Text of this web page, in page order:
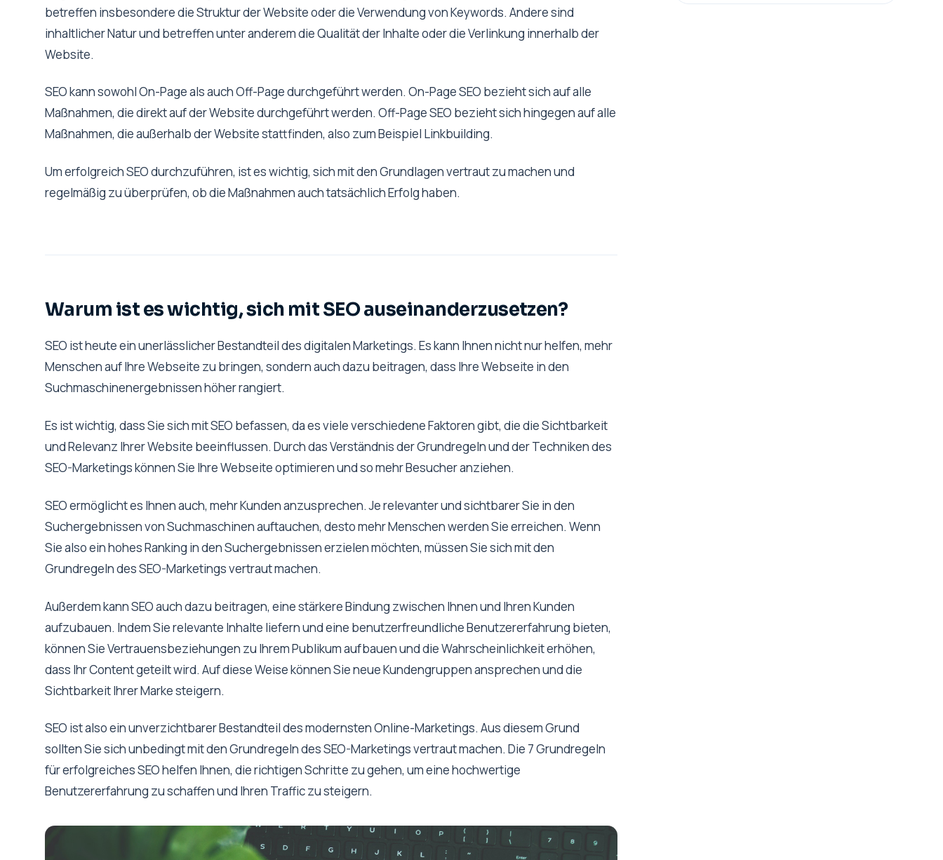
betreffen insbesondere die Struktur der Website oder die Verwendung von Keywords. Andere sind
inhaltlicher Natur und betreffen unter anderem die Qualität der Inhalte oder die Verlinkung innerhalb der
Website.
SEO kann sowohl On-Page als auch Off-Page durchgeführt werden. On-Page SEO bezieht sich auf alle
Maßnahmen, die direkt auf der Website durchgeführt werden. Off-Page SEO bezieht sich hingegen auf alle
Maßnahmen, die außerhalb der Website stattfinden, also zum Beispiel Linkbuilding.
Um erfolgreich SEO durchzuführen, ist es wichtig, sich mit den Grundlagen vertraut zu machen und
regelmäßig zu überprüfen, ob die Maßnahmen auch tatsächlich Erfolg haben.
Warum ist es wichtig, sich mit SEO auseinanderzusetzen?
SEO ist heute ein unerlässlicher Bestandteil des digitalen Marketings. Es kann Ihnen nicht nur helfen, mehr
Menschen auf Ihre Webseite zu bringen, sondern auch dazu beitragen, dass Ihre Webseite in den
Suchmaschinenergebnissen höher rangiert.
Es ist wichtig, dass Sie sich mit SEO befassen, da es viele verschiedene Faktoren gibt, die die Sichtbarkeit
und Relevanz Ihrer Website beeinflussen. Durch das Verständnis der Grundregeln und der Techniken des
SEO-Marketings können Sie Ihre Webseite optimieren und so mehr Besucher anziehen.
SEO ermöglicht es Ihnen auch, mehr Kunden anzusprechen. Je relevanter und sichtbarer Sie in den
Suchergebnissen von Suchmaschinen auftauchen, desto mehr Menschen werden Sie erreichen. Wenn
Sie also ein hohes Ranking in den Suchergebnissen erzielen möchten, müssen Sie sich mit den
Grundregeln des SEO-Marketings vertraut machen.
Außerdem kann SEO auch dazu beitragen, eine stärkere Bindung zwischen Ihnen und Ihren Kunden
aufzubauen. Indem Sie relevante Inhalte liefern und eine benutzerfreundliche Benutzererfahrung bieten,
können Sie Vertrauensbeziehungen zu Ihrem Publikum aufbauen und die Wahrscheinlichkeit erhöhen,
dass Ihr Content geteilt wird. Auf diese Weise können Sie neue Kundengruppen ansprechen und die
Sichtbarkeit Ihrer Marke steigern.
SEO ist also ein unverzichtbarer Bestandteil des modernsten Online-Marketings. Aus diesem Grund
sollten Sie sich unbedingt mit den Grundregeln des SEO-Marketings vertraut machen. Die 7 Grundregeln
für erfolgreiches SEO helfen Ihnen, die richtigen Schritte zu gehen, um eine hochwertige
Benutzererfahrung zu schaffen und Ihren Traffic zu steigern.